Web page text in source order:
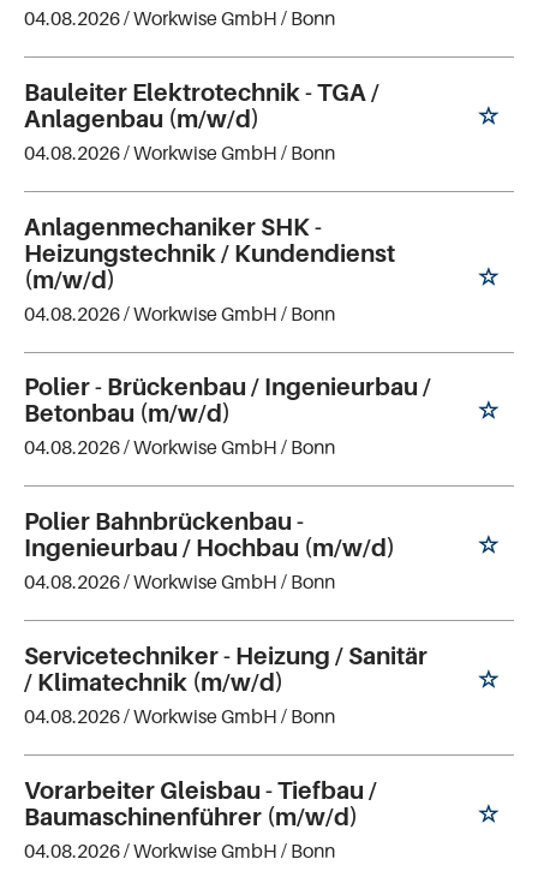
04.08.2026 /Workwise GmbH / Bonn
Bauleiter Elektrotechnik - TGA /
Anlagenbau (m/w/d)
04.08.2026 /Workwise GmbH / Bonn
Anlagenmechaniker SHK -
Heizungstechnik / Kundendienst
(m/w/d)
04.08.2026 /Workwise GmbH / Bonn
Polier - Brückenbau / Ingenieurbau /
Betonbau (m/w/d)
04.08.2026 /Workwise GmbH / Bonn
Polier Bahnbrückenbau -
Ingenieurbau / Hochbau (m/w/d)
04.08.2026 /Workwise GmbH / Bonn
Servicetechniker - Heizung / Sanitär
/ Klimatechnik (m/w/d)
04.08.2026 /Workwise GmbH / Bonn
Vorarbeiter Gleisbau - Tiefbau /
Baumaschinenführer (m/w/d)
04.08.2026 /Workwise GmbH / Bonn